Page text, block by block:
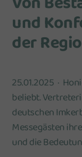
und
der
25.01.2025
beliebt.
deutschen
Messegästen
und die